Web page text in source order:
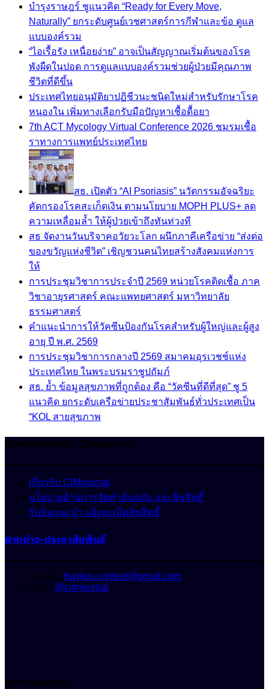
บำรุงราษฎร์ ชูแนวคิด “Ready for Every Move,
Naturally” ยกระดับศูนย์เวชศาสตร์การกีฬาและข้อ ดูแล
แบบองค์รวม
“ไอเรื้อรัง เหนื่อยง่าย” อาจเป็นสัญญาณเริ่มต้นของโรค
พังผืดในปอด การดูแลแบบองค์รวมช่วยผู้ป่วยมีคุณภาพ
ชีวิตที่ดีขึ้น
ประเทศไทยอนุมัติยาปฏิชีวนะชนิดใหม่สำหรับรักษาโรค
หนองใน เพิ่มทางเลือกรับมือปัญหาเชื้อดื้อยา
7th ACT Mycology Virtual Conference 2026 ชมรมเชื้อ
ราทางการแพทย์ประเทศไทย
สธ. เปิดตัว “AI Psoriasis” นวัตกรรมอัจฉริยะ
คัดกรองโรคสะเก็ดเงิน ตามนโยบาย MOPH PLUS+ ลด
ความเหลื่อมล้ำ ให้ผู้ป่วยเข้าถึงทันท่วงที
สธ จัดงานวันบริจาคอวัยวะโลก ผนึกภาคีเครือข่าย “ส่งต่อ
ของขวัญแห่งชีวิต” เชิญชวนคนไทยสร้างสังคมแห่งการ
ให้
การประชุมวิชาการประจำปี 2569 หน่วยโรคติดเชื้อ ภาค
วิชาอายุรศาสตร์ คณะแพทยศาสตร์ มหาวิทยาลัย
ธรรมศาสตร์
คำแนะนำการให้วัคซีนป้องกันโรคสำหรับผู้ใหญ่และผู้สูง
อายุ ปี พ.ศ. 2569
การประชุมวิชาการกลางปี 2569 สมาคมอุรเวชช์แห่ง
ประเทศไทย ในพระบรมราชูปถัมภ์
สธ. ย้ำ ข้อมูลสุขภาพที่ถูกต้อง คือ “วัคซีนที่ดีที่สุด” ชู 5
แนวคิด ยกระดับเครือข่ายประชาสัมพันธ์ทั่วประเทศเป็น
“KOL สายสุขภาพ
นโยบายเกี่ยวกับ CIMjournal
เกี่ยวกับ CIMjournal
นโยบายด้านการจัดทำต้นฉบับ และลิขสิทธิ์
รับข้อแนะนำ แจ้งละเมิดลิขสิทธิ์
ฝากข่าว-ประชาสัมพันธ์
E-mail : hwplus.content@gmail.com
Line : @cimjournal
บทความล่าสุด